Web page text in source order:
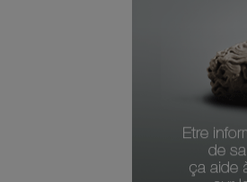
Numéro Du Produit
Type De Produit
Genre Du Produit